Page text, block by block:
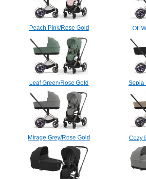
Peach Pink/Rose Gold Off
Leaf Green/Rose Gold Sepia
Mirage Grey/Rose Gold Cozy